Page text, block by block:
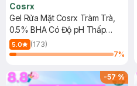
Cosrx
Gel Rửa Mặt Cosrx Tràm Trà,
0.5% BHA Có Độ pH Thấp
150ml
5.0
(173)
7%
-57%